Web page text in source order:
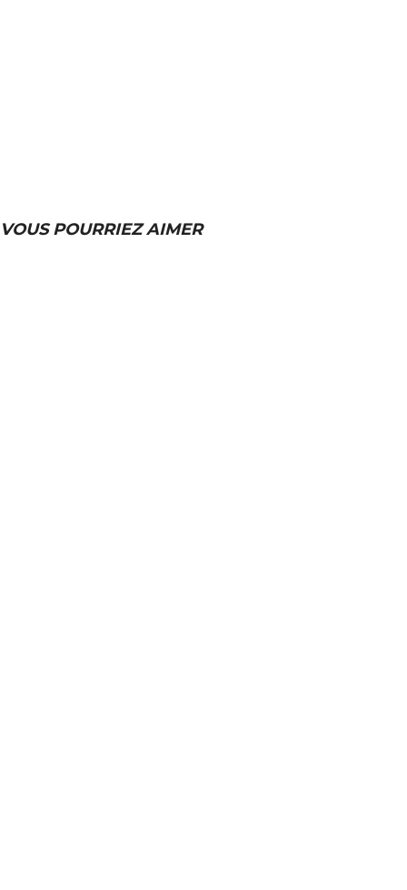
VOUS POURRIEZ AIMER